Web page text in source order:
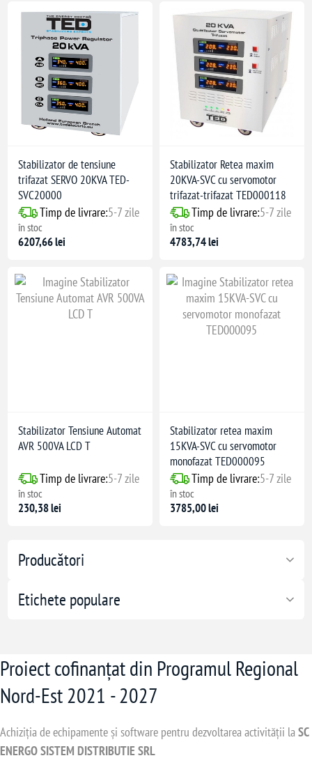
scurtcircuit
copii
sonoră
Producători
Etichete populare
Stabilizator de tensiune
trifazat SERVO 20KVA TED-
SVC20000
Timp de livrare:5-7 zile
în stoc
6207,66 lei
Stabilizator Retea maxim
20KVA-SVC cu servomotor
trifazat-trifazat TED000118
Timp de livrare:5-7 zile
în stoc
4783,74 lei
Stabilizator Tensiune Automat
AVR 500VA LCD T
Timp de livrare:5-7 zile
în stoc
230,38 lei
Stabilizator retea maxim
15KVA-SVC cu servomotor
monofazat TED000095
Timp de livrare:5-7 zile
în stoc
3785,00 lei
Proiect cofinanțat din Programul Regional
Nord-Est 2021 - 2027
Achiziția de echipamente și software pentru dezvoltarea activității laSC
ENERGO SISTEM DISTRIBUTIE SRL